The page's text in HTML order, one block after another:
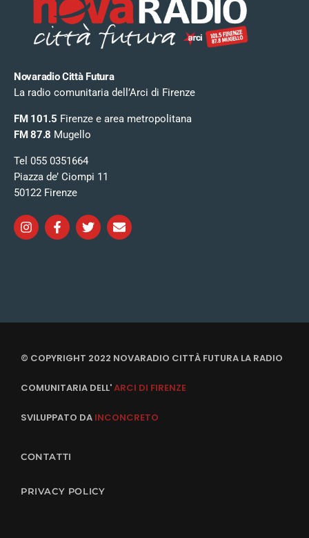
Novaradio Città Futura
La radio comunitaria dell’Arci di Firenze
FM 101.5 Firenze e area metropolitana
FM 87.8 Mugello
Tel 055 0351664
Piazza de’ Ciompi 11
50122 Firenze
© COPYRIGHT 2022 NOVARADIO CITTÀ FUTURA LA RADIO
COMUNITARIA DELL'ARCI DI FIRENZE
SVILUPPATO DA INCONCRETO
CONTATTI
PRIVACY POLICY